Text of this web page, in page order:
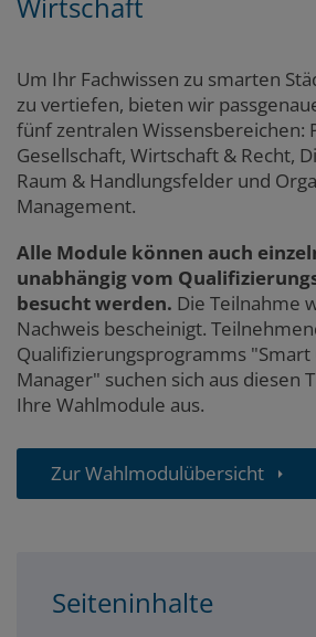
Um Ihr Fachwissen zu smarten
zu vertiefen, bieten wir
fünf zentralen Wissensbereichen:
Gesellschaft, Wirtschaft & Recht,
Raum & Handlungsfelder und
Management.
Alle Module können auch
unabhängig vom
besucht werden. Die Teilnahme
Nachweis bescheinigt.
Qualifizierungsprogramms
Manager" suchen sich aus diesen
Ihre Wahlmodule aus.
Zur Wahlmodulübersicht
Seiteninhalte